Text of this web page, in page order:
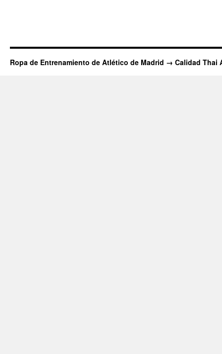
Ropa de Entrenamiento de Atlético de Madrid → Calidad Thai